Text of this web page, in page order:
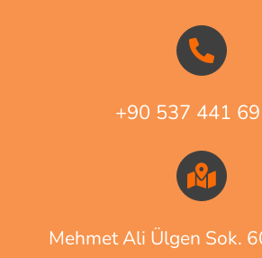
+90 537 441
Mehmet Ali Ülgen Sok.